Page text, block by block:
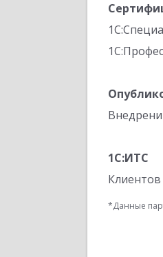
1С:ИТС
*Данные